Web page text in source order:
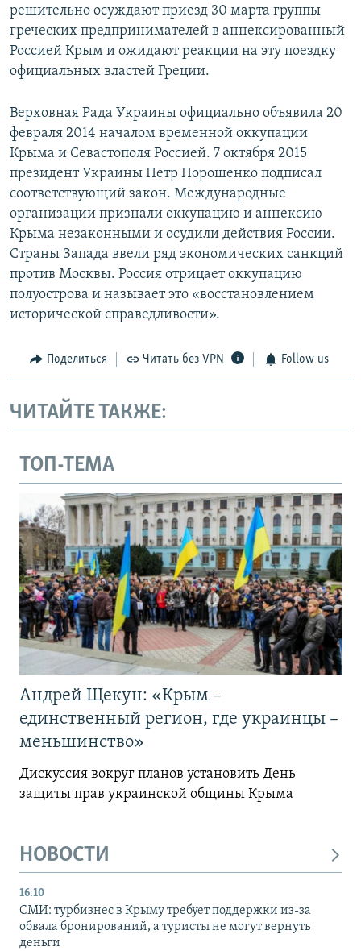
решительно осуждают приезд 30 марта группы
греческих предпринимателей в аннексированный
Россией Крым и ожидают реакции на эту поездку
официальных властей Греции.
Верховная Рада Украины официально объявила 20
февраля 2014 началом временной оккупации
Крыма и Севастополя Россией. 7 октября 2015
президент Украины Петр Порошенко подписал
соответствующий закон. Международные
организации признали оккупацию и аннексию
Крыма незаконными и осудили действия России.
Страны Запада ввели ряд экономических санкций
против Москвы. Россия отрицает оккупацию
полуострова и называет это «восстановлением
исторической справедливости».
Поделиться Читать без VPN Follow us
ЧИТАЙТЕ ТАКЖЕ:
ТОП-ТЕМА
Андрей Щекун: «Крым –
единственный регион, где украинцы –
меньшинство»
Дискуссия вокруг планов установить День
защиты прав украинской общины Крыма
НОВОСТИ
16:10
СМИ: турбизнес в Крыму требует поддержки из-за
обвала бронирований, а туристы не могут вернуть
деньги